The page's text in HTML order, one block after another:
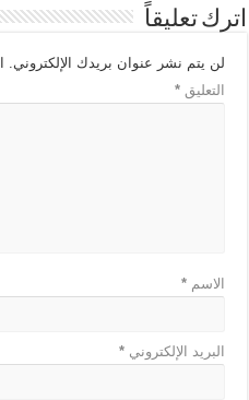
اترك تعليقاً
لن يتم نشر عنوان بريدك الإلكتروني.
التعليق*
الاسم*
البريد الإلكتروني*